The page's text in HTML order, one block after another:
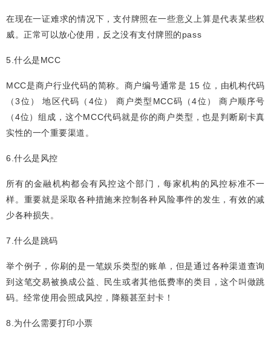
在现在一证难求的情况下，支付牌照在一些意义上算是代表某些权
威。正常可以放心使用，反之没有支付牌照的pass
5.什么是MCC
MCC是商户行业代码的简称。商户编号通常是 15 位，由机构代码
（3位） 地区代码（4位） 商户类型MCC码（4位） 商户顺序号
（4位）组成，这个MCC代码就是你的商户类型，也是判断刷卡真
实性的一个重要渠道。
6.什么是风控
所有的金融机构都会有风控这个部门，每家机构的风控标准不一
样。重要就是采取各种措施来控制各种风险事件的发生，有效的减
少各种损失。
7.什么是跳码
举个例子，你刷的是一笔娱乐类型的账单，但是通过各种渠道查询
到这笔交易被换成公益、民生或者其他低费率的类目，这个叫做跳
码。经常使用会照成风控，降额甚至封卡！
8.为什么需要打印小票